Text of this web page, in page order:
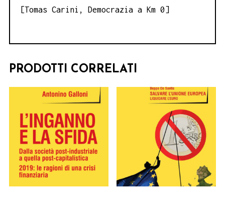
[Tomas Carini, Democrazia a Km 0]
PRODOTTI CORRELATI